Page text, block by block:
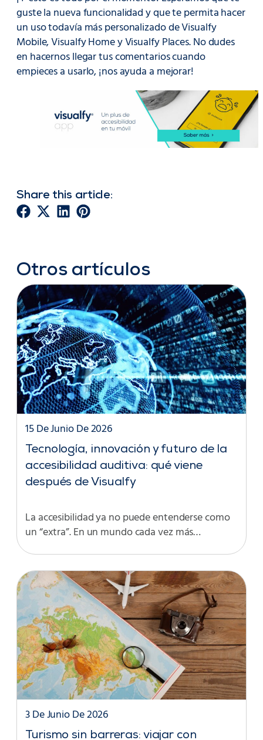
guste la nueva funcionalidad y que te permita hacer
un uso todavía más personalizado de Visualfy
Mobile, Visualfy Home y Visualfy Places. No dudes
en hacernos llegar tus comentarios cuando
empieces a usarlo, ¡nos ayuda a mejorar!
Share this article:
Otros artículos
Tecnología, innovación y futuro de la
accesibilidad auditiva: qué viene
después de Visualfy
15 De Junio De 2026
La accesibilidad ya no puede entenderse como
un “extra”. En un mundo cada vez más…
Turismo sin barreras: viajar con
3 De Junio De 2026